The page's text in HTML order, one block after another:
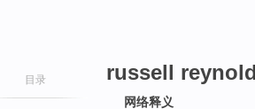
目录 russell reynold
网络释义